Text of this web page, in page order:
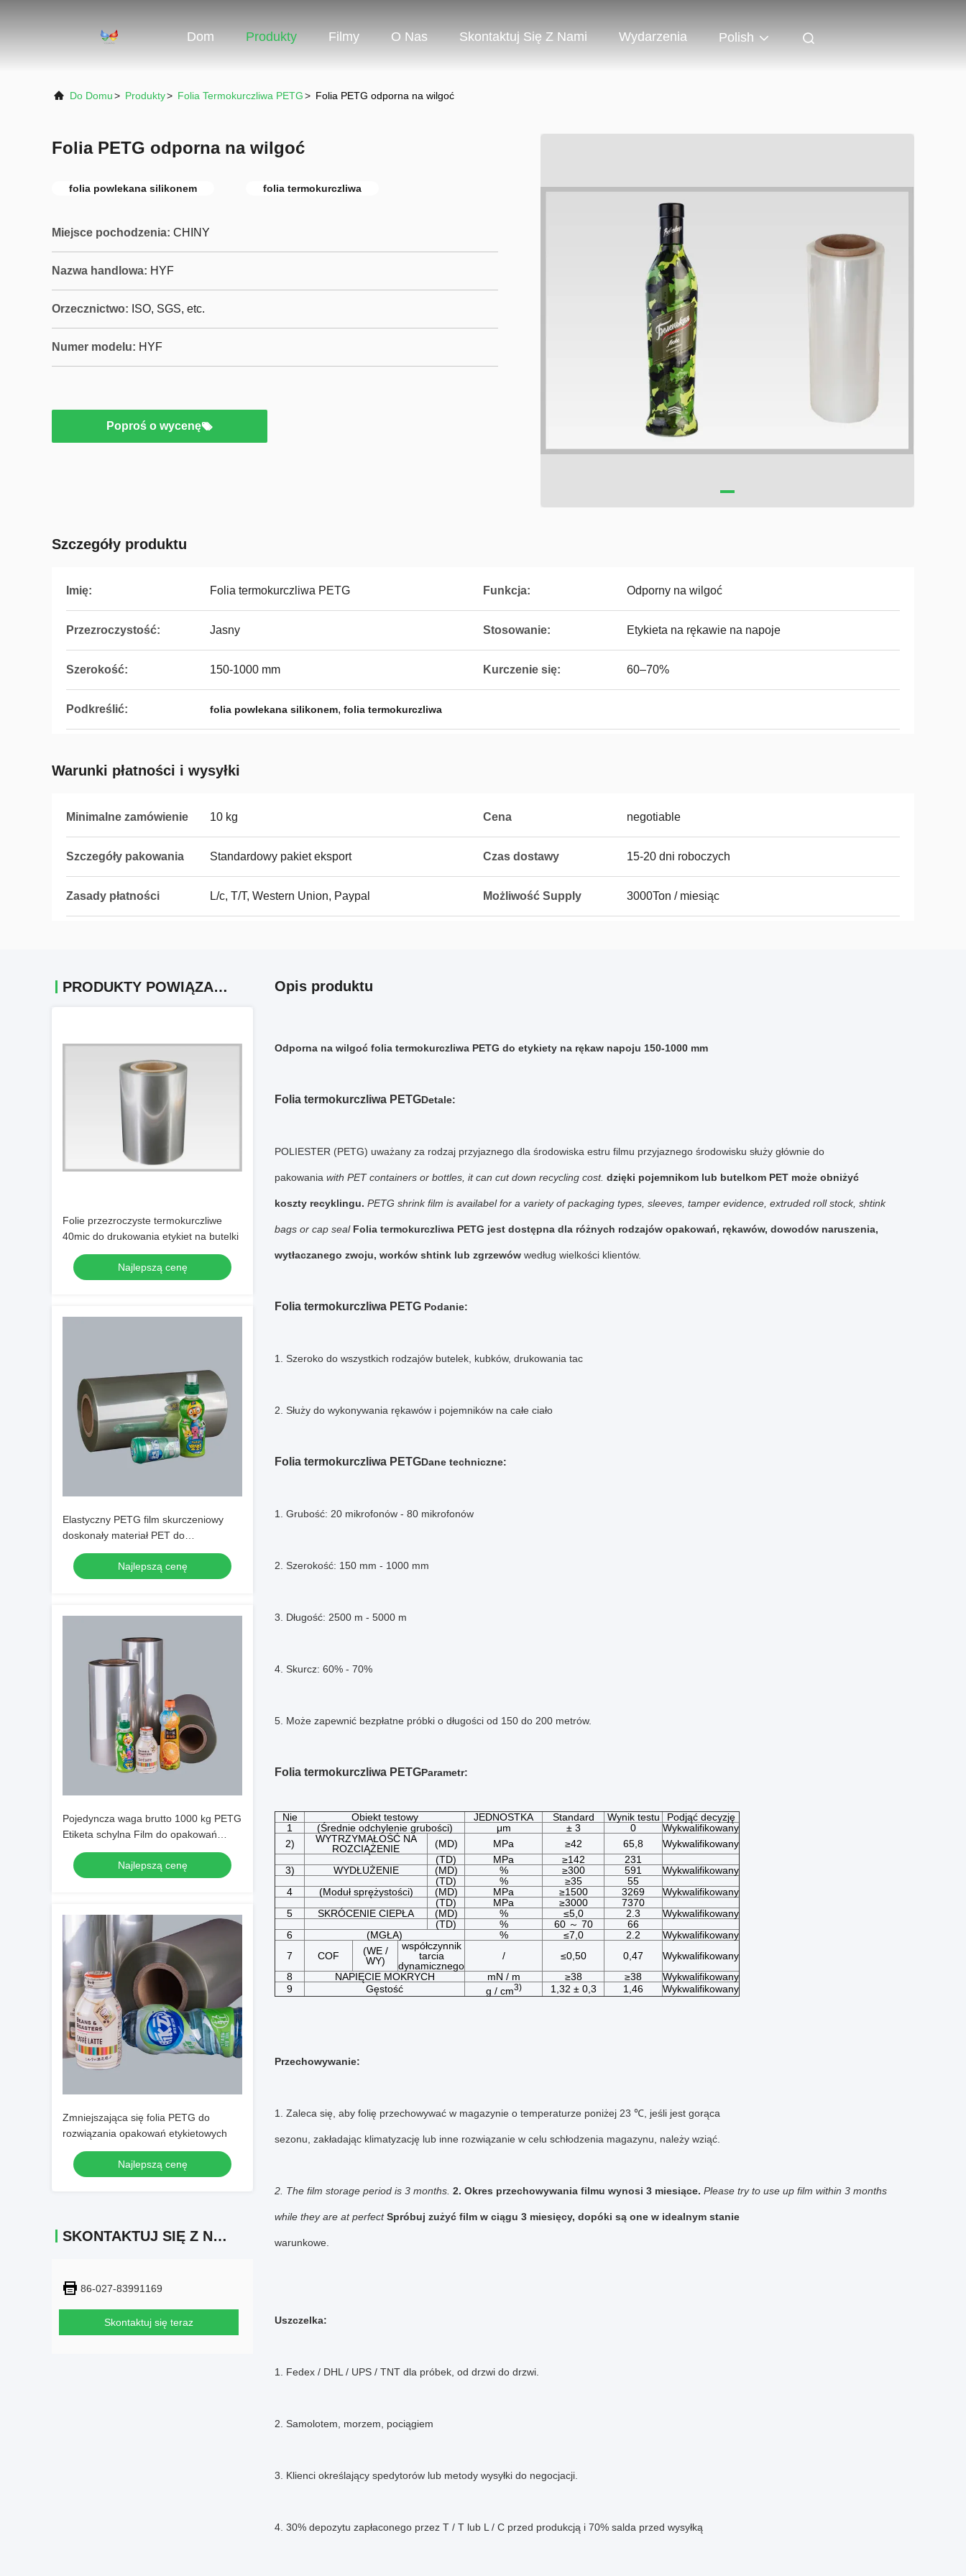
Dom Produkty Filmy O Nas Skontaktuj Się Z Nami Wydarzenia Polish
Do Domu> Produkty> Folia Termokurczliwa PETG> Folia PETG odporna na wilgoć
Folia PETG odporna na wilgoć
folia powlekana silikonem folia termokurczliwa
Miejsce pochodzenia: CHINY
Nazwa handlowa: HYF
Orzecznictwo: ISO, SGS, etc.
Numer modelu: HYF
Poproś o wycenę
Szczegóły produktu
Imię: Folia termokurczliwa PETG Funkcja: Odporny na wilgoć
Przezroczystość: Jasny Stosowanie: Etykieta na rękawie na napoje
Szerokość: 150-1000 mm Kurczenie się: 60–70%
Podkreślić: folia powlekana silikonem, folia termokurczliwa
Warunki płatności i wysyłki
Minimalne zamówienie 10 kg Cena negotiable
Szczegóły pakowania Standardowy pakiet eksport Czas dostawy 15-20 dni roboczych
Zasady płatności L/c, T/T, Western Union, Paypal Możliwość Supply 3000Ton / miesiąc
PRODUKTY POWIĄZANE
Folie przezroczyste termokurczliwe
40mic do drukowania etykiet na butelki
Najlepszą cenę
Elastyczny PETG film skurczeniowy
doskonały materiał PET do
kurczeniowego opakowania
Najlepszą cenę
Pojedyncza waga brutto 1000 kg PETG
Etiketa schylna Film do opakowań
może być drukowany z fleksografią lub
grawerem
Najlepszą cenę
Zmniejszająca się folia PETG do
rozwiązania opakowań etykietowych
Najlepszą cenę
SKONTAKTUJ SIĘ Z NAMI
86-027-83991169
Skontaktuj się teraz
Opis produktu
Odporna na wilgoć folia termokurczliwa PETG do etykiety na rękaw napoju 150-1000 mm
Folia termokurczliwa PETGDetale:
POLIESTER (PETG) uważany za rodzaj przyjaznego dla środowiska estru filmu przyjaznego środowisku służy głównie do
pakowania with PET containers or bottles, it can cut down recycling cost. dzięki pojemnikom lub butelkom PET może obniżyć
koszty recyklingu. PETG shrink film is availabel for a variety of packaging types, sleeves, tamper evidence, extruded roll stock, shtink
bags or cap seal Folia termokurczliwa PETG jest dostępna dla różnych rodzajów opakowań, rękawów, dowodów naruszenia,
wytłaczanego zwoju, worków shtink lub zgrzewów według wielkości klientów.
Folia termokurczliwa PETG Podanie:
1. Szeroko do wszystkich rodzajów butelek, kubków, drukowania tac
2. Służy do wykonywania rękawów i pojemników na całe ciało
Folia termokurczliwa PETGDane techniczne:
1. Grubość: 20 mikrofonów - 80 mikrofonów
2. Szerokość: 150 mm - 1000 mm
3. Długość: 2500 m - 5000 m
4. Skurcz: 60% - 70%
5. Może zapewnić bezpłatne próbki o długości od 150 do 200 metrów.
Folia termokurczliwa PETGParametr:
Nie Obiekt testowy JEDNOSTKA Standard Wynik testu
Podjąć decyzję
1
(Średnie odchylenie grubości) μm ± 3 0
Wykwalifikowany
2)
WYTRZYMAŁOŚĆ NA
ROZCIĄŻENIE
(MD) MPa ≥42 65,8
Wykwalifikowany
(TD)
MPa ≥142
231
3)
WYDŁUŻENIE (MD) % ≥300 591
Wykwalifikowany
(TD)
% ≥35
55
4
(Moduł sprężystości) (MD) MPa ≥1500 3269
Wykwalifikowany
(TD)
MPa ≥3000
7370
5
SKRÓCENIE CIEPŁA (MD) % ≤5,0 2.3
Wykwalifikowany
(TD)
% 60 ～ 70
66
6
(MGŁA) % ≤7,0 2.2
Wykwalifikowany
7
COF
(WE /
WY)
współczynnik
tarcia
dynamicznego
/ ≤0,50 0,47
Wykwalifikowany
8
NAPIĘCIE MOKRYCH mN / m ≥38 ≥38
Wykwalifikowany
9
Gęstość g / cm3) 1,32 ± 0,3 1,46 Wykwalifikowany
Przechowywanie:
1. Zaleca się, aby folię przechowywać w magazynie o temperaturze poniżej 23 ℃, jeśli jest gorąca
sezonu, zakładając klimatyzację lub inne rozwiązanie w celu schłodzenia magazynu, należy wziąć.
2. The film storage period is 3 months. 2. Okres przechowywania filmu wynosi 3 miesiące. Please try to use up film within 3 months
while they are at perfect Spróbuj zużyć film w ciągu 3 miesięcy, dopóki są one w idealnym stanie
warunkowe.
Uszczelka:
1. Fedex / DHL / UPS / TNT dla próbek, od drzwi do drzwi.
2. Samolotem, morzem, pociągiem
3. Klienci określający spedytorów lub metody wysyłki do negocjacji.
4. 30% depozytu zapłaconego przez T / T lub L / C przed produkcją i 70% salda przed wysyłką